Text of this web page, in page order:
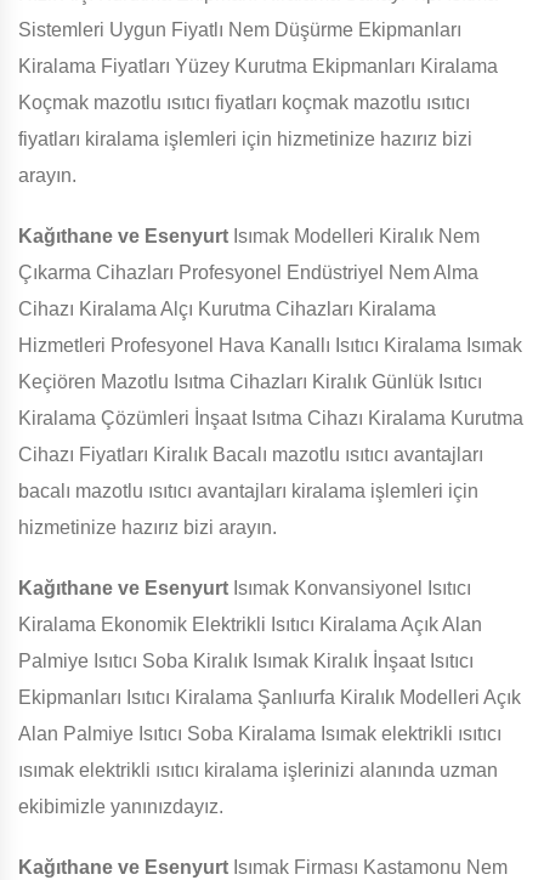
Sistemleri Uygun Fiyatlı Nem Düşürme Ekipmanları
Kiralama Fiyatları Yüzey Kurutma Ekipmanları Kiralama
Koçmak mazotlu ısıtıcı fiyatları koçmak mazotlu ısıtıcı
fiyatları kiralama işlemleri için hizmetinize hazırız bizi
arayın.
Kağıthane ve Esenyurt Isımak Modelleri Kiralık Nem
Çıkarma Cihazları Profesyonel Endüstriyel Nem Alma
Cihazı Kiralama Alçı Kurutma Cihazları Kiralama
Hizmetleri Profesyonel Hava Kanallı Isıtıcı Kiralama Isımak
Keçiören Mazotlu Isıtma Cihazları Kiralık Günlük Isıtıcı
Kiralama Çözümleri İnşaat Isıtma Cihazı Kiralama Kurutma
Cihazı Fiyatları Kiralık Bacalı mazotlu ısıtıcı avantajları
bacalı mazotlu ısıtıcı avantajları kiralama işlemleri için
hizmetinize hazırız bizi arayın.
Kağıthane ve Esenyurt Isımak Konvansiyonel Isıtıcı
Kiralama Ekonomik Elektrikli Isıtıcı Kiralama Açık Alan
Palmiye Isıtıcı Soba Kiralık Isımak Kiralık İnşaat Isıtıcı
Ekipmanları Isıtıcı Kiralama Şanlıurfa Kiralık Modelleri Açık
Alan Palmiye Isıtıcı Soba Kiralama Isımak elektrikli ısıtıcı
ısımak elektrikli ısıtıcı kiralama işlerinizi alanında uzman
ekibimizle yanınızdayız.
Kağıthane ve Esenyurt Isımak Firması Kastamonu Nem